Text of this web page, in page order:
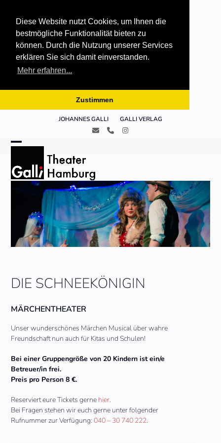
Diese Website nutzt Cookies, um Ihnen die
bestmögliche Funktionalität bieten zu
können. Durch die Nutzung unserer Services
erklären Sie sich damit einverstanden.
Mehr erfahren...
Zustimmen
JOHANNES GALLI GALLI VERLAG
E- TelefonInstagram
mobile
menu
mobile
menu
DIE SCHNEEKÖNIGIN
MÄRCHENTHEATER
Unser wunderschönes Märchen Musical über wahre
Freundschaft nun auch für Kitas und Schulen!
Bei einer Gruppengröße von 20 Kindern ist ein/e
Betreuer/in frei.
Preis pro Person 8 €.
Reserviert eure Tickets gerne hier.
Bei Fragen stehen wir euch gerne unter folgender
Rufnummer zur Verfügung:040 – 30 740 222.